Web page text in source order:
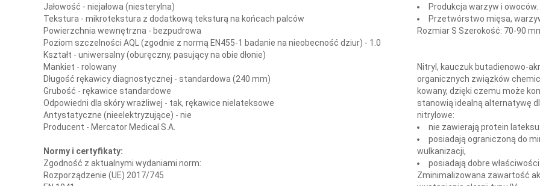
Jałowość - niejałowa (niesterylna)
Tekstura - mikrotekstura z dodatkową teksturą na końcach palców
Powierzchnia wewnętrzna - bezpudrowa
Poziom szczelności AQL (zgodnie z normą EN455-1 badanie na nieobecność dziur) - 1.0
Kształt - uniwersalny (oburęczny, pasujący na obie dłonie)
Mankiet - rolowany
Długość rękawicy diagnostycznej - standardowa (240 mm)
Grubość - rękawice standardowe
Odpowiedni dla skóry wrażliwej - tak, rękawice nielateksowe
Antystatyczne (nieelektryzujące) - nie
Producent - Mercator Medical S.A.
Normy i certyfikaty:
Zgodność z aktualnymi wydaniami norm:
Rozporządzenie (UE) 2017/745
Produkcja warzyw i owoców.
Przetwórstwo mięsa,
Rozmiar S Szerokość: 70-90
Nitryl, kauczuk butadienowo-
organicznych związków
kowany, dzięki czemu może
stanowią idealną alternatywę
nitrylowe:
nie zawierają protein
posiadają ograniczoną do
wulkanizacji,
posiadają dobre
Zminimalizowana zawartość